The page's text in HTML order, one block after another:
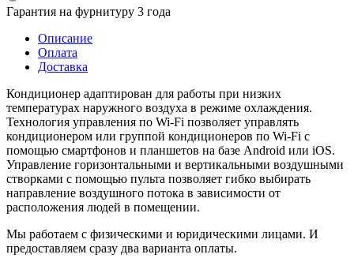
Гарантия на фурнитуру 3 года
Описание
Оплата
Доставка
Кондиционер адаптирован для работы при низких
температурах наружного воздуха в режиме охлаждения.
Технология управления по Wi-Fi позволяет управлять
кондиционером или группой кондиционеров по Wi-Fi с
помощью смартфонов и планшетов на базе Android или iOS.
Управление горизонтальными и вертикальными воздушными
створками с помощью пульта позволяет гибко выбирать
направление воздушного потока в зависимости от
расположения людей в помещении.
Мы работаем с физическими и юридическими лицами. И
предоставляем сразу два варианта оплаты.